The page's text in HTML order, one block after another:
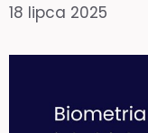
18 lipca 2025